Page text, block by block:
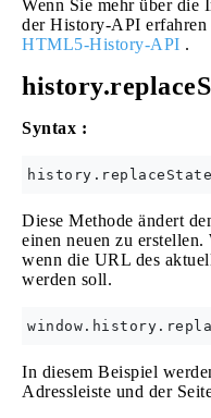
Wenn Sie mehr über die
der History-API erfahren
HTML5-History-API .
Syntax :
Diese Methode ändert
einen neuen zu
wenn die URL des
werden soll.
In diesem Beispiel
Adressleiste und der